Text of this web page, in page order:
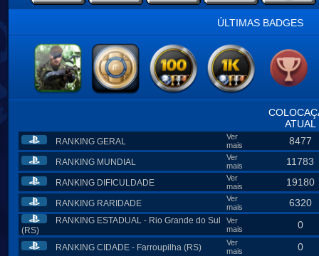
ÚLTIMAS BADGES
ATUAL
RANKING GERAL
Ver
mais
8477
RANKING MUNDIAL
Ver
mais
11783
RANKING DIFICULDADE
Ver
mais
19180
RANKING RARIDADE
Ver
mais
6320
RANKING ESTADUAL - Rio Grande do Sul
(RS)
Ver
mais
0
RANKING CIDADE - Farroupilha (RS)
Ver
mais
0